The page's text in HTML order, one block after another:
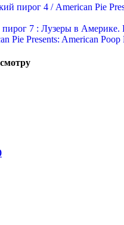
пирог 4 / American Pie
7 : Лузеры в Америке.
Pie Presents: American